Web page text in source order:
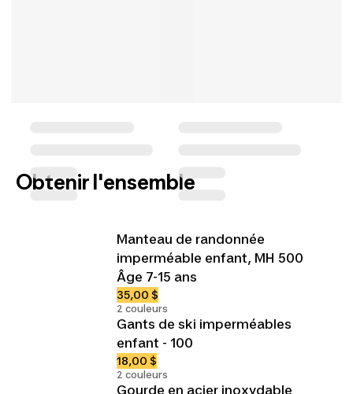
Obtenir l'ensemble
Manteau de randonnée
imperméable enfant, MH 500
Âge 7-15 ans
35,00 $
2 couleurs
Gants de ski imperméables
enfant - 100
18,00 $
2 couleurs
Gourde en acier inoxydable